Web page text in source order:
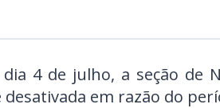
4 de julho, a seção de
em razão do